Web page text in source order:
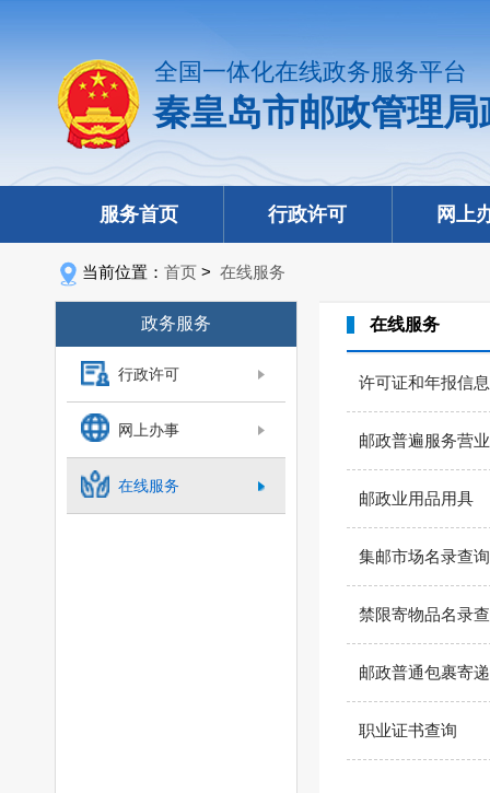
全国一体化在线政务服务平台
秦皇岛市邮政管理
服务首页 行政许可 网上
当前位置： 首页 > 在线服务
政务服务
行政许可
网上办事
在线服务
在线服务
许可证和年报信
邮政普遍服务营
邮政业用品用具
集邮市场名录查询
禁限寄物品名录
邮政普通包裹寄
职业证书查询